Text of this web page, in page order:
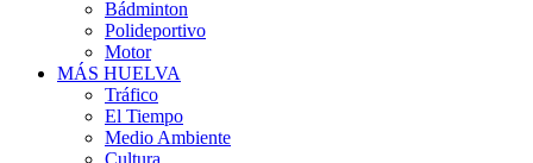
Bádminton
Polideportivo
Motor
MÁS HUELVA
Tráfico
El Tiempo
Medio Ambiente
Cultura